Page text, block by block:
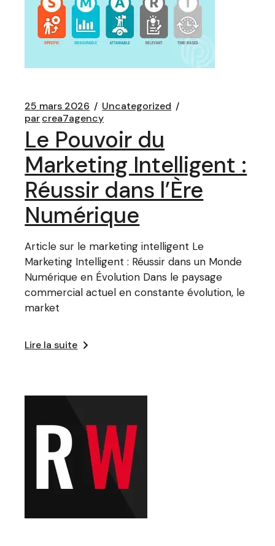
25 mars 2026
Uncategorized
parcrea7agency
Le Pouvoir du
Marketing Intelligent :
Réussir dans l’Ère
Numérique
Article sur le marketing intelligent Le
Marketing Intelligent : Réussir dans un Monde
Numérique en Évolution Dans le paysage
commercial actuel en constante évolution, le
market
Lire la suite